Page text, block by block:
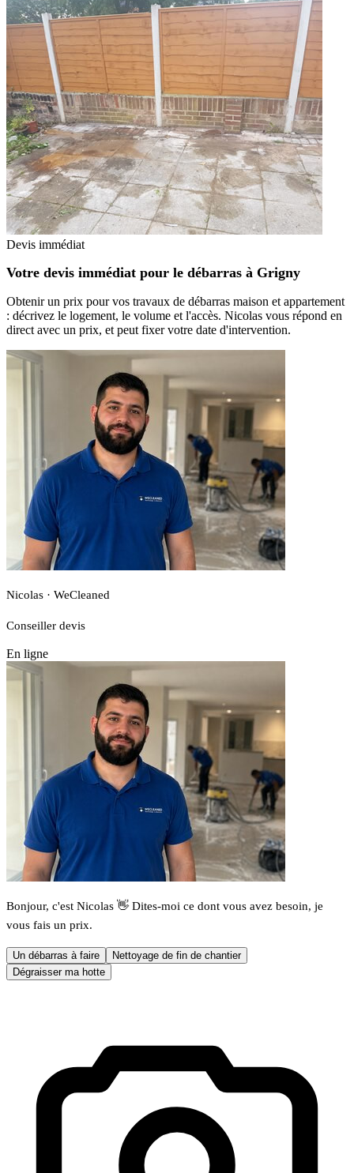
Devis immédiat
Votre devis immédiat pour le débarras à Grigny
Obtenir un prix pour vos travaux de débarras maison et appartement
: décrivez le logement, le volume et l'accès. Nicolas vous répond en
direct avec un prix, et peut fixer votre date d'intervention.
Nicolas · WeCleaned
Conseiller devis
En ligne
Bonjour, c'est Nicolas 👋 Dites-moi ce dont vous avez besoin, je
vous fais un prix.
Un débarras à faire
Nettoyage de fin de chantier
Dégraisser ma hotte